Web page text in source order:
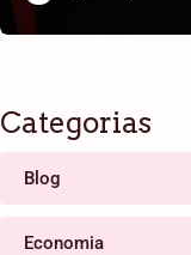
Categorias
Blog
Economia